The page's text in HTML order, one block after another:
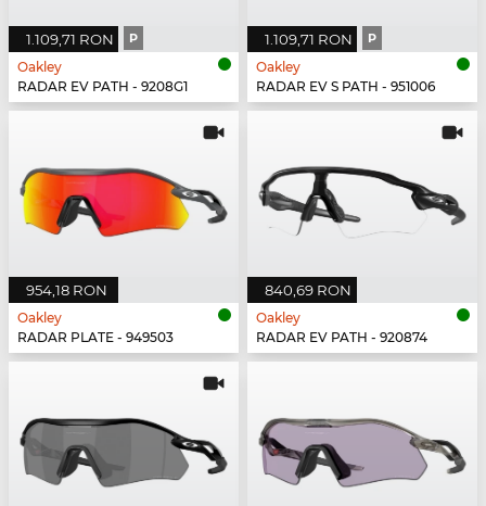
1.109,71 RON P
Oakley
RADAR EV PATH - 9208G1
1.109,71 RON P
Oakley
RADAR EV S PATH - 951006
954,18 RON
Oakley
RADAR PLATE - 949503
840,69 RON
Oakley
RADAR EV PATH - 920874